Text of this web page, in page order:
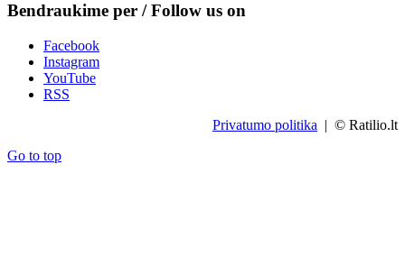
Bendraukime per / Follow us on
Facebook
Instagram
YouTube
RSS
Privatumo politika | © Ratilio.lt
Go to top